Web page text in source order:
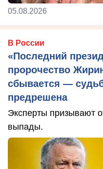
05.08.2026
В России
«Последний
пророчество
сбывается —
предрешена
Эксперты призывают
выпады.